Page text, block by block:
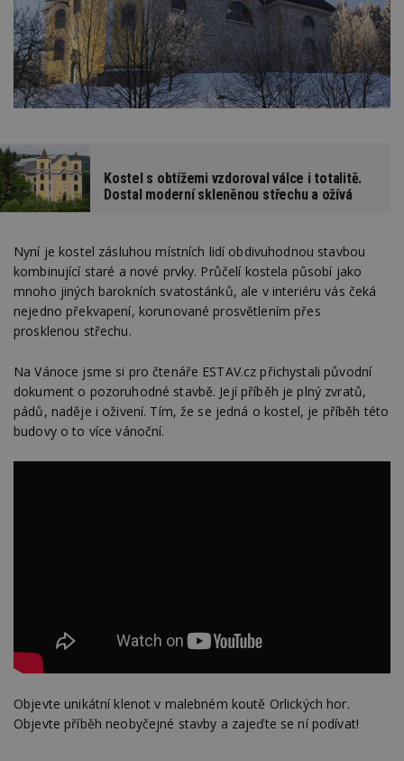
Kostel s obtížemi vzdoroval válce i totalitě.
Dostal moderní skleněnou střechu a ožívá
Nyní je kostel zásluhou místních lidí obdivuhodnou stavbou
kombinující staré a nové prvky. Průčelí kostela působí jako
mnoho jiných barokních svatostánků, ale v interiéru vás čeká
nejedno překvapení, korunované prosvětlením přes
prosklenou střechu.
Na Vánoce jsme si pro čtenáře ESTAV.cz přichystali původní
dokument o pozoruhodné stavbě. Její příběh je plný zvratů,
pádů, naděje i oživení. Tím, že se jedná o kostel, je příběh této
budovy o to více vánoční.
Objevte unikátní klenot v malebném koutě Orlických hor.
Objevte příběh neobyčejné stavby a zajeďte se ní podívat!